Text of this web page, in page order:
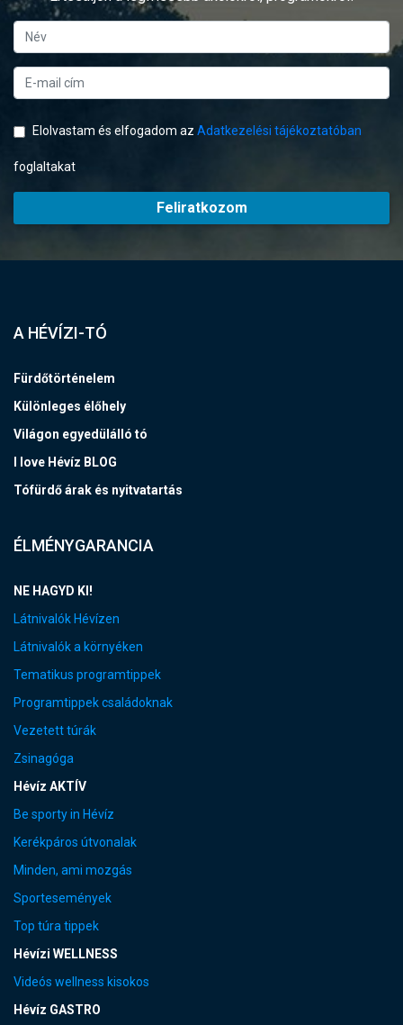
Elolvastam és elfogadom az Adatkezelési tájékoztatóban
foglaltakat
Feliratkozom
A HÉVÍZI-TÓ
Fürdőtörténelem
Különleges élőhely
Világon egyedülálló tó
I love Hévíz BLOG
Tófürdő árak és nyitvatartás
ÉLMÉNYGARANCIA
NE HAGYD KI!
Látnivalók Hévízen
Látnivalók a környéken
Tematikus programtippek
Programtippek családoknak
Vezetett túrák
Zsinagóga
Hévíz AKTÍV
Be sporty in Hévíz
Kerékpáros útvonalak
Minden, ami mozgás
Sportesemények
Top túra tippek
Hévízi WELLNESS
Videós wellness kisokos
Hévíz GASTRO